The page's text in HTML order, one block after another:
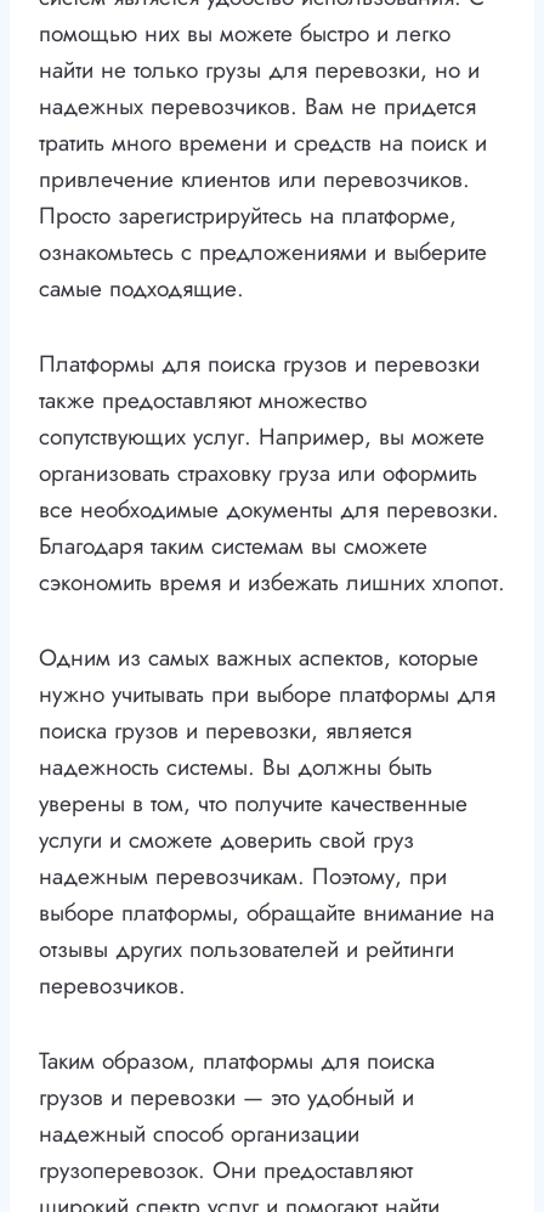
помощью них вы можете быстро и легко
найти не только грузы для перевозки, но и
надежных перевозчиков. Вам не придется
тратить много времени и средств на поиск и
привлечение клиентов или перевозчиков.
Просто зарегистрируйтесь на платформе,
ознакомьтесь с предложениями и выберите
самые подходящие.
Платформы для поиска грузов и перевозки
также предоставляют множество
сопутствующих услуг. Например, вы можете
организовать страховку груза или оформить
все необходимые документы для перевозки.
Благодаря таким системам вы сможете
сэкономить время и избежать лишних хлопот.
Одним из самых важных аспектов, которые
нужно учитывать при выборе платформы для
поиска грузов и перевозки, является
надежность системы. Вы должны быть
уверены в том, что получите качественные
услуги и сможете доверить свой груз
надежным перевозчикам. Поэтому, при
выборе платформы, обращайте внимание на
отзывы других пользователей и рейтинги
перевозчиков.
Таким образом, платформы для поиска
грузов и перевозки — это удобный и
надежный способ организации
грузоперевозок. Они предоставляют